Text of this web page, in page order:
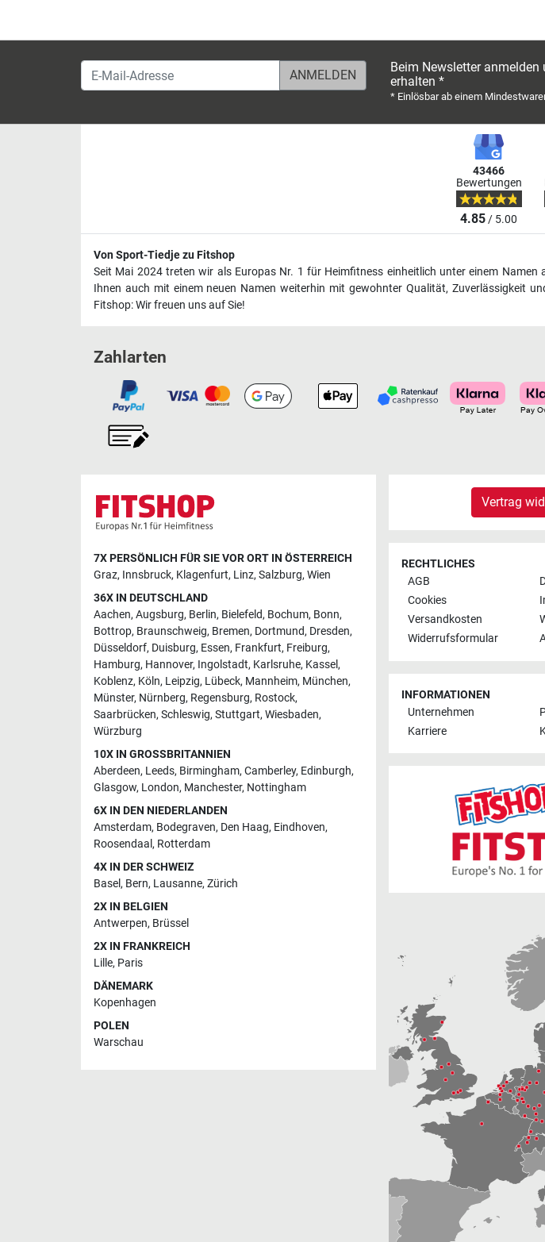
E-Mail-Adresse
Beim Newsletter anmelden
erhalten *
* Einlösbar ab einem
43466
Bewertungen
4.85/ 5.00
Von Sport-Tiedje zu Fitshop
Seit Mai 2024 treten wir als Europas Nr. 1 für Heimfitness einheitlich unter einem
Ihnen auch mit einem neuen Namen weiterhin mit gewohnter Qualität, Zuverlässigkeit
Fitshop: Wir freuen uns auf Sie!
Zahlarten
7X PERSÖNLICH FÜR SIE VOR ORT IN ÖSTERREICH
Graz, Innsbruck, Klagenfurt, Linz, Salzburg, Wien
36X IN DEUTSCHLAND
Aachen, Augsburg, Berlin, Bielefeld, Bochum, Bonn,
Bottrop, Braunschweig, Bremen, Dortmund, Dresden,
Düsseldorf, Duisburg, Essen, Frankfurt, Freiburg,
Hamburg, Hannover, Ingolstadt, Karlsruhe, Kassel,
Koblenz, Köln, Leipzig, Lübeck, Mannheim, München,
Münster, Nürnberg, Regensburg, Rostock,
Saarbrücken, Schleswig, Stuttgart, Wiesbaden,
Würzburg
10X IN GROSSBRITANNIEN
Aberdeen, Leeds, Birmingham, Camberley, Edinburgh,
Glasgow, London, Manchester, Nottingham
6X IN DEN NIEDERLANDEN
Amsterdam, Bodegraven, Den Haag, Eindhoven,
Roosendaal , Rotterdam
4X IN DER SCHWEIZ
Basel, Bern, Lausanne, Zürich
2X IN BELGIEN
Antwerpen, Brüssel
2X IN FRANKREICH
Lille, Paris
DÄNEMARK
Kopenhagen
POLEN
Warschau
Vertrag
RECHTLICHES
AGB
Cookies
Versandkosten
Widerrufsformular
INFORMATIONEN
Unternehmen
Karriere